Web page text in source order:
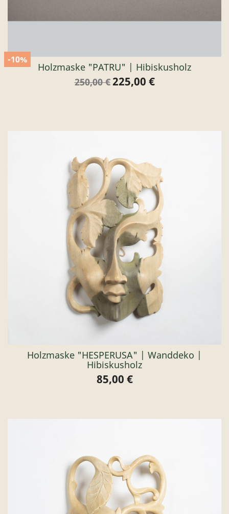
Holzmaske "PATRU" | Hibiskusholz
Verkaufspreis
250,00 €
-10%
Preis
225,00 €
Holzmaske "HESPERUSA" | Wanddeko |
Hibiskusholz
Preis
85,00 €